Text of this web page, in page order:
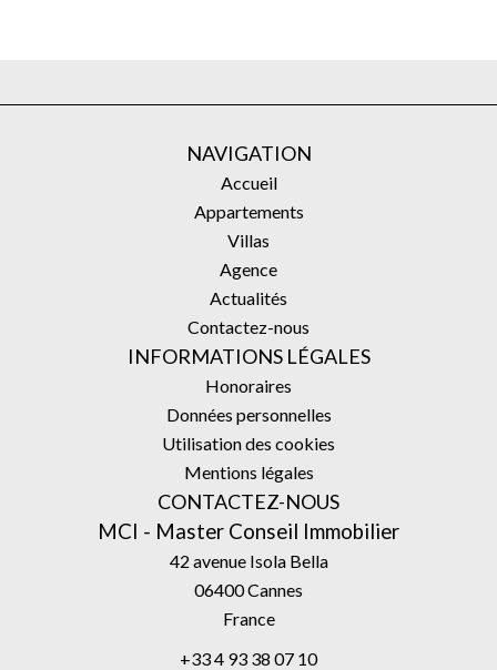
NAVIGATION
Accueil
Appartements
Villas
Agence
Actualités
Contactez-nous
INFORMATIONS LÉGALES
Honoraires
Données personnelles
Utilisation des cookies
Mentions légales
CONTACTEZ-NOUS
MCI - Master Conseil Immobilier
42 avenue Isola Bella
06400Cannes
France
+33 4 93 38 07 10